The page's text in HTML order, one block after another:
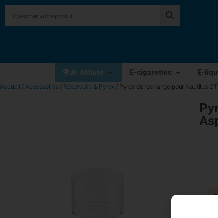
Je débute E-cigarettes E-
Accueil / Accessoires / Réservoirs & Pyrex / Pyrex de rechange pour Nautilus GT
2